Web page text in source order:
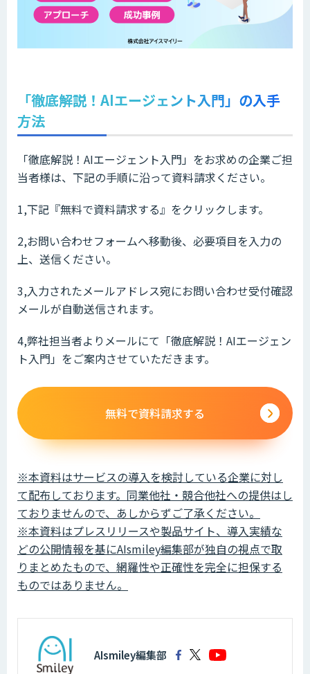
「徹底解説！AIエージェント入門」の入手
方法
「徹底解説！AIエージェント入門」をお求めの企業ご担
当者様は、下記の手順に沿って資料請求ください。
1,下記『無料で資料請求する』をクリックします。
2,お問い合わせフォームへ移動後、必要項目を入力の
上、送信ください。
3,入力されたメールアドレス宛にお問い合わせ受付確認
メールが自動送信されます。
4,弊社担当者よりメールにて「徹底解説！AIエージェン
ト入門」をご案内させていただきます。
無料で資料請求する
※本資料はサービスの導入を検討している企業に対し
て配布しております。同業他社・競合他社への提供はし
ておりませんので、あしからずご了承ください。
※本資料はプレスリリースや製品サイト、導入実績な
どの公開情報を基にAIsmiley編集部が独自の視点で取
りまとめたもので、網羅性や正確性を完全に担保する
ものではありません。
AIsmiley編集部